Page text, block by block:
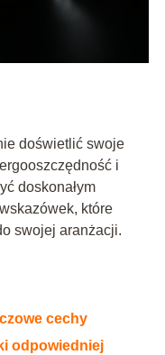
doświetlić swoje
i
doskonałym
które
swojej aranżacji.
cechy
odpowiedniej